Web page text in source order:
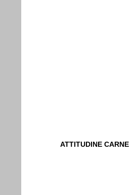
ATTITUDINE CARNE